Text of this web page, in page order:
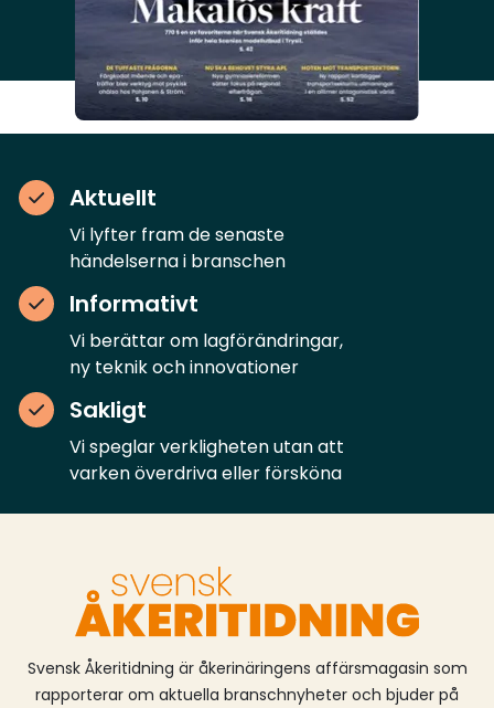
Aktuellt
Vi lyfter fram de senaste
händelserna i branschen
Informativt
Vi berättar om lagförändringar,
ny teknik och innovationer
Sakligt
Vi speglar verkligheten utan att
varken överdriva eller försköna
Svensk Åkeritidning är åkerinäringens affärsmagasin som
rapporterar om aktuella branschnyheter och bjuder på